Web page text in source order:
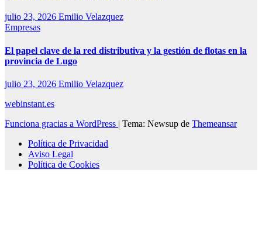
julio 23, 2026 Emilio Velazquez
Empresas
El papel clave de la red distributiva y la gestión de flotas en la
provincia de Lugo
julio 23, 2026 Emilio Velazquez
webinstant.es
Funciona gracias a WordPress | Tema: Newsup de Themeansar
Política de Privacidad
Aviso Legal
Política de Cookies